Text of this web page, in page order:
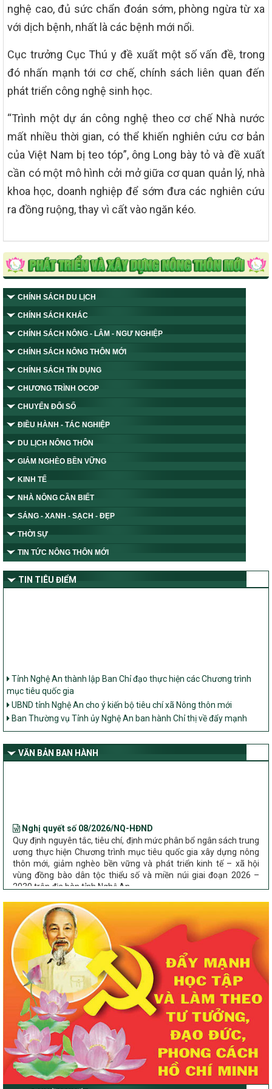
nghệ cao, đủ sức chẩn đoán sớm, phòng ngừa từ xa
với dịch bệnh, nhất là các bệnh mới nổi.
Cục trưởng Cục Thú y đề xuất một số vấn đề, trong
đó nhấn mạnh tới cơ chế, chính sách liên quan đến
phát triển công nghệ sinh học.
“Trình một dự án công nghệ theo cơ chế Nhà nước
mất nhiều thời gian, có thể khiến nghiên cứu cơ bản
của Việt Nam bị teo tóp”, ông Long bày tỏ và đề xuất
cần có một mô hình cởi mở giữa cơ quan quản lý, nhà
khoa học, doanh nghiệp để sớm đưa các nghiên cứu
ra đồng ruộng, thay vì cất vào ngăn kéo.
CHÍNH SÁCH DU LỊCH
CHÍNH SÁCH KHÁC
CHÍNH SÁCH NÔNG - LÂM - NGƯ NGHIỆP
CHÍNH SÁCH NÔNG THÔN MỚI
CHÍNH SÁCH TÍN DỤNG
CHƯƠNG TRÌNH OCOP
CHUYỂN ĐỔI SỐ
ĐIỀU HÀNH - TÁC NGHIỆP
DU LỊCH NÔNG THÔN
GIẢM NGHÈO BỀN VỮNG
KINH TẾ
NHÀ NÔNG CẦN BIẾT
SÁNG - XANH - SẠCH - ĐẸP
THỜI SỰ
TIN TỨC NÔNG THÔN MỚI
TIN TIÊU ĐIỂM
Tỉnh Nghệ An thành lập Ban Chỉ đạo thực hiện các Chương trình
mục tiêu quốc gia
UBND tỉnh Nghệ An cho ý kiến bộ tiêu chí xã Nông thôn mới
Ban Thường vụ Tỉnh ủy Nghệ An ban hành Chỉ thị về đẩy mạnh
thực hiện Chương trình mục tiêu quốc gia xây dựng nông thôn mới,
dân tộc thiểu số và miền núi giai đoạn 2026 – 2030 trên địa bàn tỉnh
Nghệ An
VĂN BẢN BAN HÀNH
Quy định nguyên tắc, tiêu chí, định mức phân bổ ngân sách trung
ương thực hiện Chương trình mục tiêu quốc gia xây dựng nông
thôn mới, giảm nghèo bền vững và phát triển kinh tế – xã hội
vùng đồng bào dân tộc thiểu số và miền núi giai đoạn 2026 –
2030 trên địa bàn tỉnh Nghệ An
về đẩy mạnh thực hiện Chương trình mục tiêu quốc gia xây dựng
nông thôn mới, giảm nghèo bền vững và phát triển kinh tế – xã
hội vùng đồng bào dân tộc thiểu số và miền núi giai đoạn 2026 –
2030 trên địa bàn tỉnh Nghệ An
Quyết định số 2490/QĐ-UBND
Về việc thành lập Ban Chỉ đạo Chương trình mục tiều quốc gia xây
dựng nông thôn mới, giảm nghèo bền vững và phát triển kinh tế –
xã hội vùng đồng bào dân tộc thiểu số và miền núi giai đoạn 2026
-2030 tỉnh Nghệ An
Thông tư Số 23/2026/TT-BNNMT
Thông tư Hướng dẫn thực hiện một số nội dung Chương trình
mục tiêu quốc gia xây dựng nông thôn mới, giảm nghèo bền
vững và phát triển kinh tế – xã hội vùng đồng bào dân tộc thiểu
số và miền núi giai đoạn 2026-2030 thuộc phạm vi quản lý nhà
nước của Bộ Nông nghiệp và Môi trường